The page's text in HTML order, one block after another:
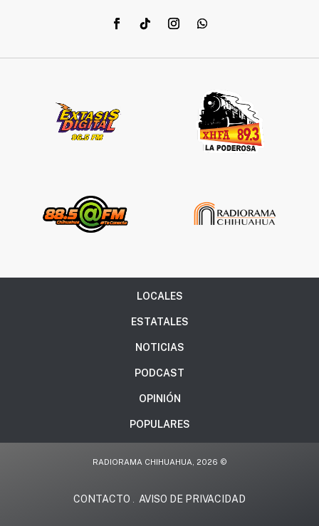
LOCALES
ESTATALES
NOTICIAS
PODCAST
OPINIÓN
POPULARES
RADIORAMA CHIHUAHUA, 2026 ©
CONTACTO AVISO DE PRIVACIDAD